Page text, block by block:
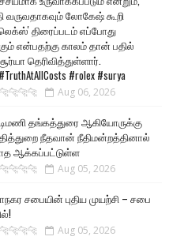
லோகேஷ் கூறி
திரைப்படம் எப்போது
என்பதற்கு காலம் தான் பதில்
தெரிவித்துள்ளார்.
#rolex #surya
Aug 06, 2026
தங்கத்துரை ஆகியோருக்கு
நீதவான் நீதிமன்றத்தினால்
ஆக்கப்பட்டுள்ள
Aug 05, 2026
சபையின் புதிய முயற்சி – சபை
Aug 05, 2026